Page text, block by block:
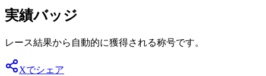
実績バッジ
レース結果から自動的に獲得される称号です。
Xでシェア